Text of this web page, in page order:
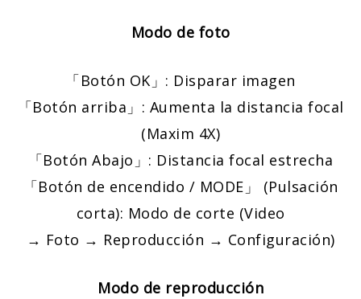
Modo de foto
「Botón OK」: Disparar imagen
「Botón arriba」: Aumenta la distancia focal
(Maxim 4X)
「Botón Abajo」: Distancia focal estrecha
「Botón de encendido / MODE」 (Pulsación
corta): Modo de corte (Video
→ Foto → Reproducción → Configuración)
Modo de reproducción